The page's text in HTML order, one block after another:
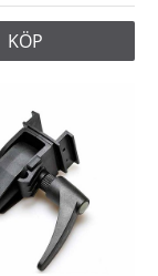
KÖP